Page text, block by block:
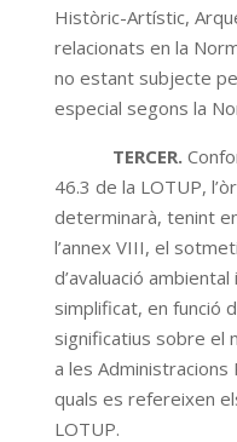
Històric-Artístic,
relacionats en la
no estant subjecte
especial segons la
TERCER.
46.3 de la LOTUP,
determinarà, tenint
l’annex VIII, el
d’avaluació
simplificat, en funció
significatius sobre el
a les
quals es refereixen
LOTUP.